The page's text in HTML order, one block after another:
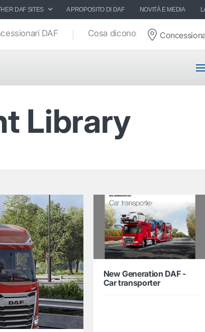
DAF SITES A PROPOSITO DI DAF NOVITÀ E MEDIA
DAF Cosa dicono di DAF
Library
New Generation DAF -
Car transporter